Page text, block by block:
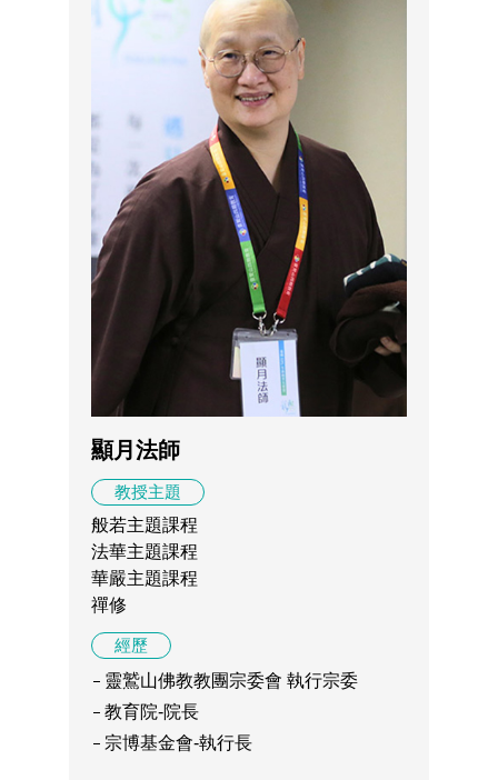
顯月法師
教授主題
般若主題課程
法華主題課程
華嚴主題課程
禪修
經歷
靈鷲山佛教教團宗委會 執行宗委
教育院-院長
宗博基金會-執行長